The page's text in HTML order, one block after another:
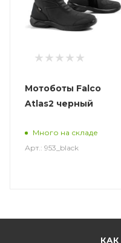
Мотоботы Falco
Atlas2 черный
Много на складе
Арт.: 953_black
КАК